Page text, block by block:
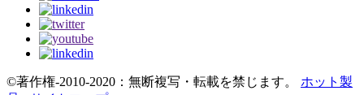
©著作権-2010-2020：無断複写・転載を禁じます。 ホット製